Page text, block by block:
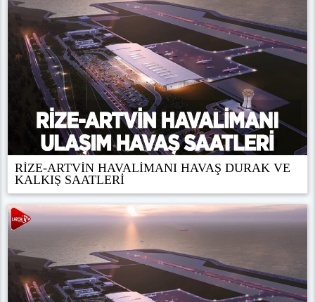
RİZE-ARTVİN HAVALİMANI HAVAŞ DURAK VE
KALKIŞ SAATLERİ